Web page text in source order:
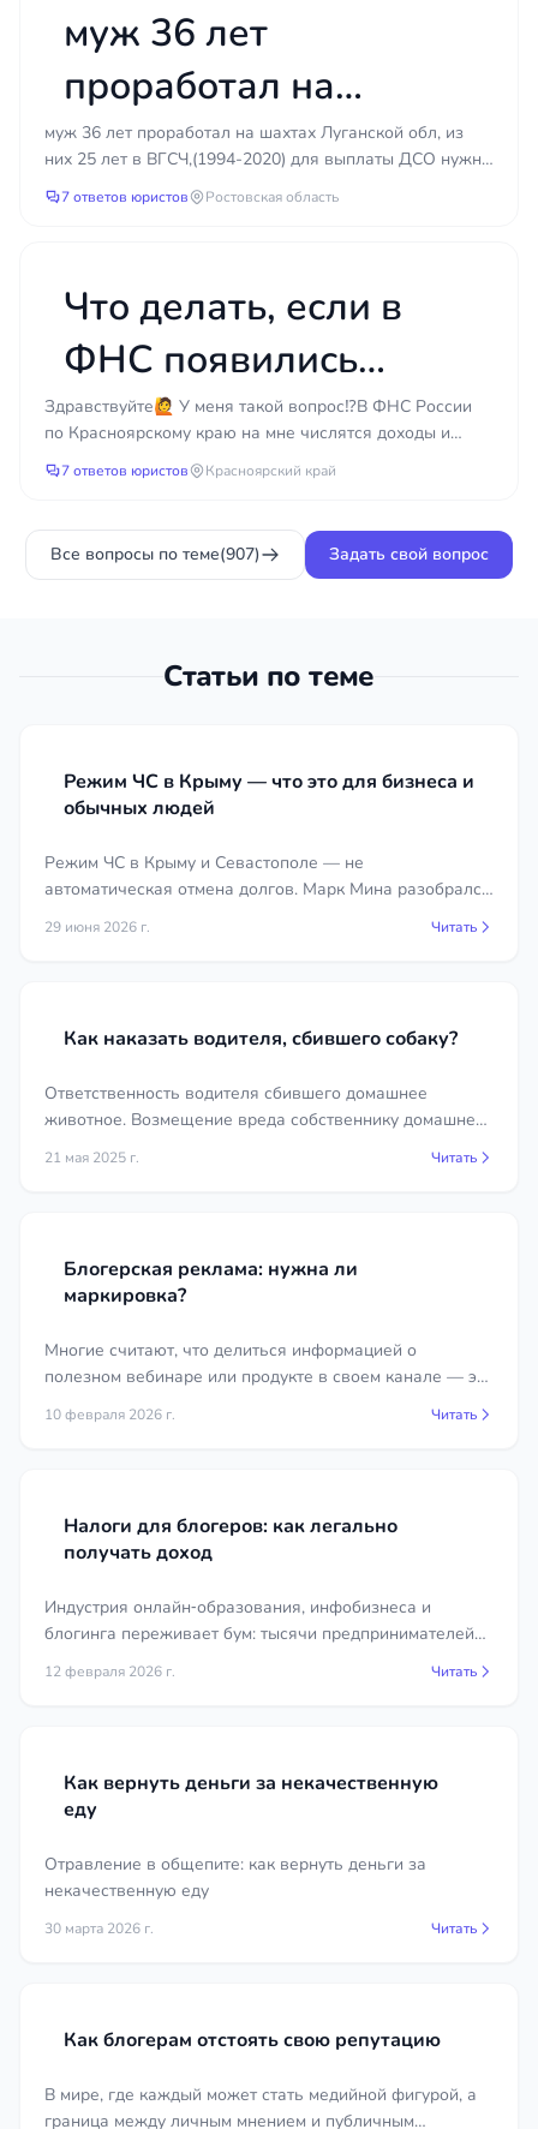
муж 36 лет
проработал на
шахтах Луганской
обл, из них 2
муж 36 лет проработал на шахтах Луганской обл, из
них 25 лет в ВГСЧ,(1994-2020) для выплаты ДСО нужно
подтвердить, что шахты были третьей категории и...
7 ответов юристов Ростовская область
Что делать, если в
ФНС появились
неизвестные доходы
и налоговый вычет:
возможные причины
и куда обратиться?
Здравствуйте🙋 У меня такой вопрос⁉В ФНС России
по Красноярскому краю на мне числятся доходы и
налоговый вычет 13% более 50 тыс рублей от ООО
ФОНКОР з...
7 ответов юристов Красноярский край
Все вопросы по теме(907) Задать свой вопрос
Статьи по теме
Режим ЧС в Крыму — что это для бизнеса и
обычных людей
Режим ЧС в Крыму и Севастополе — не
автоматическая отмена долгов. Марк Мина разобрался
как он влияет на договор аренды, кредит, ЖКУ и
29 июня 2026 г. Читать
Как наказать водителя, сбившего собаку?
Ответственность водителя сбившего домашнее
животное. Возмещение вреда собственнику домашнего
животного
21 мая 2025 г. Читать
Блогерская реклама: нужна ли
маркировка?
Многие считают, что делиться информацией о
полезном вебинаре или продукте в своем канале — это
просто дружеская рекомендация. Однако закон
смотрит на это иначе.
10 февраля 2026 г. Читать
Налоги для блогеров: как легально
получать доход
Индустрия онлайн‑образования, инфобизнеса и
блогинга переживает бум: тысячи предпринимателей
зарабатывают миллионы на продаже курсов,
марафонов и консультаций. При этом рост доходов
12 февраля 2026 г. Читать
Как вернуть деньги за некачественную
еду
Отравление в общепите: как вернуть деньги за
некачественную еду
30 марта 2026 г. Читать
Как блогерам отстоять свою репутацию
В мире, где каждый может стать медийной фигурой, а
граница между личным мнением и публичным